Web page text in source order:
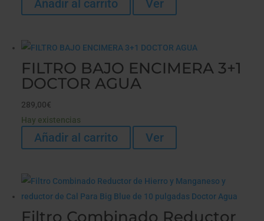
Añadir al carrito Ver
FILTRO BAJO ENCIMERA 3+1
DOCTOR AGUA
289,00€
Hay existencias
Añadir al carrito Ver
Filtro Combinado Reductor